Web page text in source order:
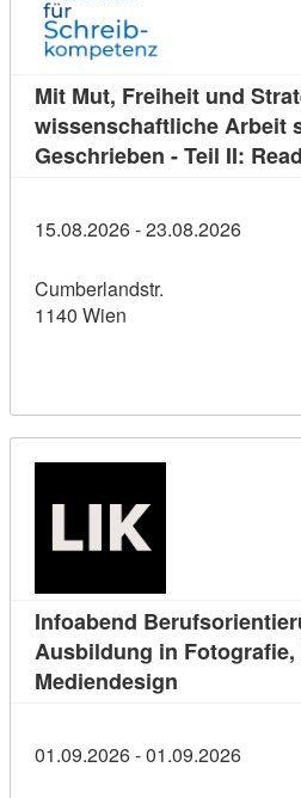
Mit Mut, Freiheit und
wissenschaftliche Arbeit
Geschrieben - Teil II:
15.08.2026 - 23.08.2026
Cumberlandstr.
1140 Wien
Infoabend
Ausbildung in Fotografie,
Mediendesign
01.09.2026 - 01.09.2026